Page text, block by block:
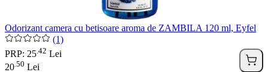
Odorizant camera cu betisoare aroma de ZAMBILA 120 ml, Eyfel
(1)
PRP: 25 42 Lei
20 50 Lei